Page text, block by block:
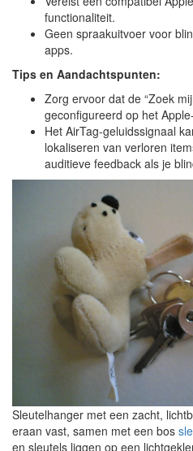
functionaliteit.
Geen spraakuitvoer voor
apps.
Tips en Aandachtspunten:
Zorg ervoor dat de “Zoek
geconfigureerd op het
Het AirTag-geluidssignaal
lokaliseren van verloren
auditieve feedback als je
Sleutelhanger met een zacht,
eraan vast, samen met een bos
en sleutels liggen op een